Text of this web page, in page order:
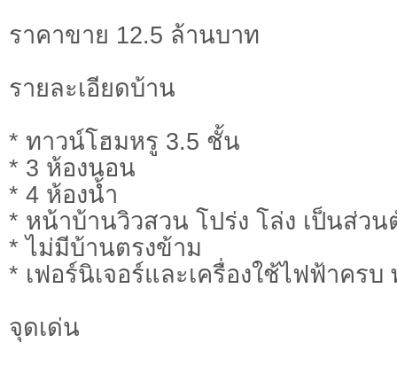
ราคาขาย 12.5 ล้านบาท
รายละเอียดบ้าน
* ทาวน์โฮมหรู 3.5 ชั้น
* 3 ห้องนอน
* 4 ห้องน้ำ
* หน้าบ้านวิวสวน โปร่ง โล่ง เป็นส่วน
* ไม่มีบ้านตรงข้าม
* เฟอร์นิเจอร์และเครื่องใช้ไฟฟ้าครบ
จุดเด่น